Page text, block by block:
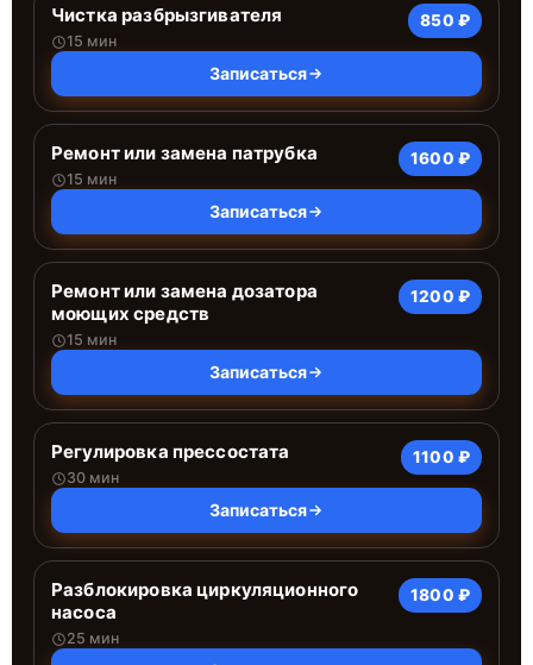
Чистка разбрызгивателя
15 мин
850 ₽
Записаться
Ремонт или замена патрубка
15 мин
1600 ₽
Записаться
Ремонт или замена дозатора
моющих средств
15 мин
1200 ₽
Записаться
Регулировка прессостата
30 мин
1100 ₽
Записаться
Разблокировка циркуляционного
насоса
25 мин
1800 ₽